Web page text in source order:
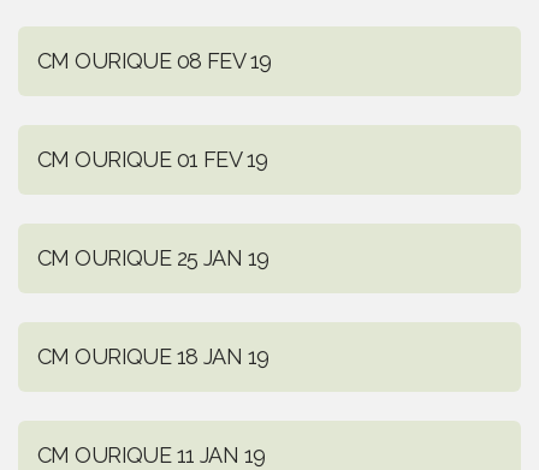
CM OURIQUE 08 FEV 19
CM OURIQUE 01 FEV 19
CM OURIQUE 25 JAN 19
CM OURIQUE 18 JAN 19
CM OURIQUE 11 JAN 19